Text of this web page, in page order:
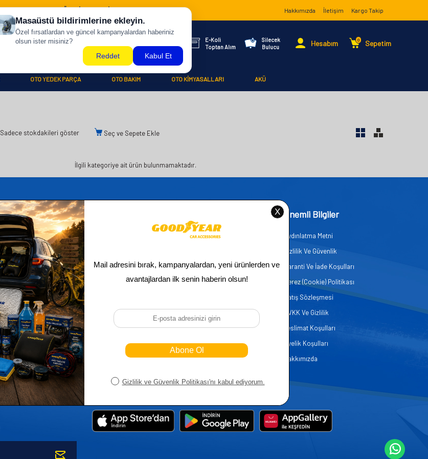
500 TL ÜZERİ KARGO BİZDEN ! Hakkımızda İletişim Kargo Takip
E-Koli
Toptan Alım
Silecek
Bulucu
Hesabım 0 Sepetim
OTO YEDEK PARÇA OTO BAKIM OTO KİMYASALLARI AKÜ
Sadece stokdakileri göster Seç ve Sepete Ekle
İlgili kategoriye ait ürün bulunmamaktadır.
Üye
Sepetim
Bayi Kayıt
Bayi Girişi
Yeni Üye Kayıt
Üye Girişi
Ana Sayfa
Yeni Ürünler
Önemli Bilgiler
Aydınlatma Metni
Gizlilik Ve Güvenlik
Garanti Ve İade Koşulları
Çerez (Cookie) Politikası
Satış Sözleşmesi
KVKK Ve Gizlilik
Teslimat Koşulları
Üyelik Koşulları
Hakkımızda